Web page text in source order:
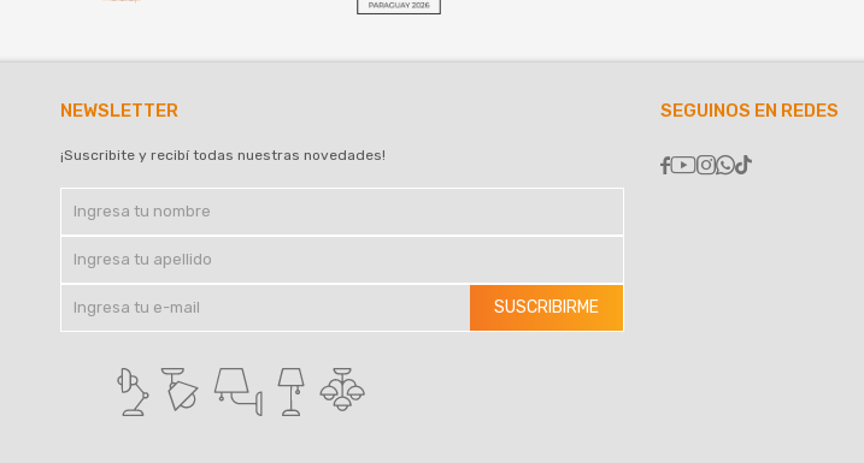
NEWSLETTER
¡Suscribite y recibí todas nuestras novedades!
SUSCRIBIRME
SEGUINOS EN REDES
